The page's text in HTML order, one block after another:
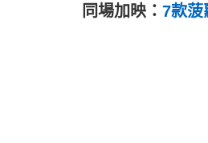
同場加映： 7款菠